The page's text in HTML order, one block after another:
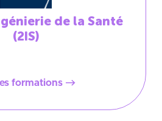
de la Santé
(2IS)
formations